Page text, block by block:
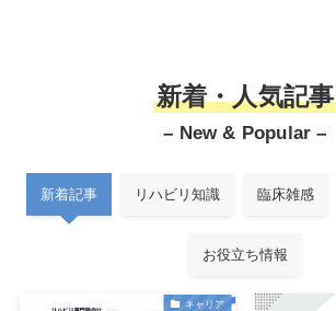
新着・人気記事
– New & Popular –
新着記事 リハビリ知識 臨床雑感
お役立ち情報
キャリア